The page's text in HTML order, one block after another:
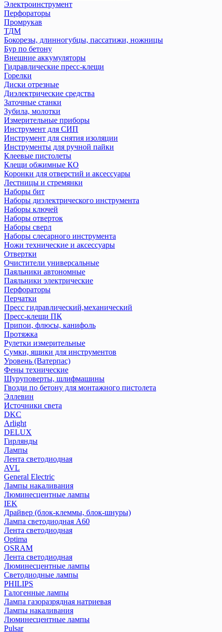
Электроинструмент
Перфораторы
Промрукав
ТДМ
Бокорезы, длинногубцы, пассатижи, ножницы
Бур по бетону
Внешние аккумуляторы
Гидравлические пресс-клещи
Горелки
Диски отрезные
Диэлектрические средства
Заточные станки
Зубила, молотки
Измерительные приборы
Инструмент для СИП
Инструмент для снятия изоляции
Инструменты для ручной пайки
Клеевые пистолеты
Клещи обжимные КО
Коронки для отверстий и аксессуары
Лестницы и стремянки
Наборы бит
Наборы диэлектрического инструмента
Наборы ключей
Наборы отверток
Наборы сверл
Наборы слесарного инструмента
Ножи технические и аксеcсуары
Отвертки
Очистители универсальные
Паяльники автономные
Паяльники электрические
Перфораторы
Перчатки
Пресс гидравлический,механический
Пресс-клещи ПК
Припои, флюсы, канифоль
Протяжка
Рулетки измерительные
Сумки, ящики для инструментов
Уровень (Ватерпас)
Фены технические
Шуруповерты, шлифмашины
Гвозди по бетону для монтажного пистолета
Эллевин
Источники света
DKC
Arlight
DELUX
Гирлянды
Лампы
Лента светодиодная
AVL
General Electric
Лампы накаливания
Люминесцентные лампы
IEK
Драйвер (блок-клеммы, блок-шнуры)
Лампа светодиодная А60
Лента светодиодная
Optima
OSRAM
Лента светодиодная
Люминесцентные лампы
Светодиодные лампы
PHILIPS
Галогенные лампы
Лампа газоразрядная натриевая
Лампы накаливания
Люминесцентные лампы
Pulsar